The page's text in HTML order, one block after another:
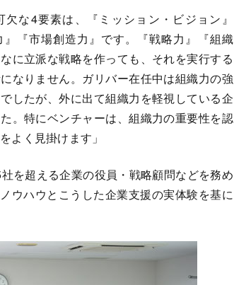
欠な4要素は、『ミッション・ビジョン』
』『市場創造力』です。『戦略力』『組織
に立派な戦略を作っても、それを実行する
なりません。ガリバー在任中は組織力の強
したが、外に出て組織力を軽視している企
。特にベンチャーは、組織力の重要性を認
よく見掛けます」
を超える企業の役員・戦略顧問などを務め
ウハウとこうした企業支援の実体験を基に